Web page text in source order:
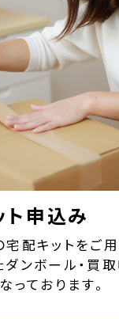
ト申込み
配キットをご用
ンボール・買
っております。